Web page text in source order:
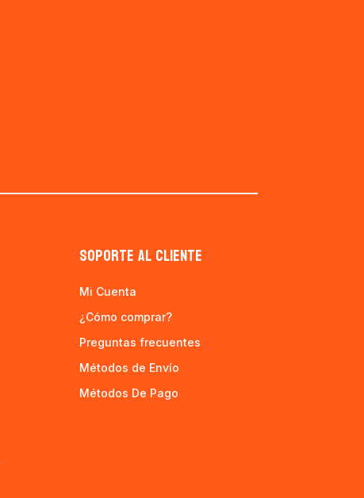
SOPORTE AL CLIENTE
Mi Cuenta
¿Cómo comprar?
Preguntas frecuentes
Métodos de Envío
Métodos De Pago